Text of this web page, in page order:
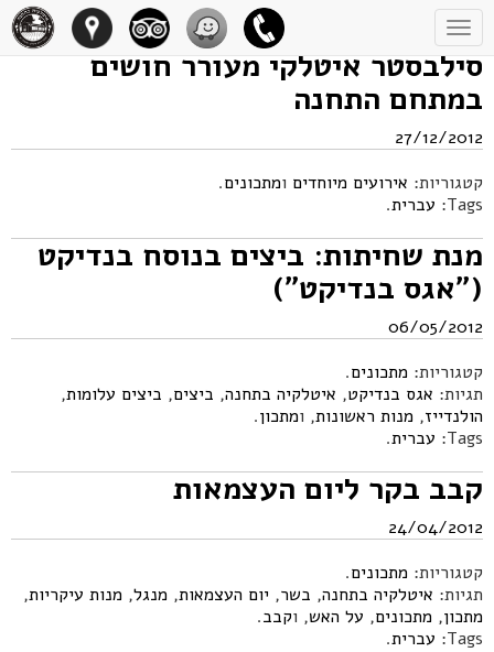
Toggle
navigation
סילבסטר איטלקי מעורר חושים
במתחם התחנה
27/12/2012
קטגוריות: אירועים מיוחדים ומתכונים.
Tags: עברית.
מנת שחיתות: ביצים בנוסח בנדיקט
("אגס בנדיקט")
06/05/2012
קטגוריות: מתכונים.
תגיות: אגס בנדיקט, איטלקיה בתחנה, ביצים, ביצים עלומות,
הולנדייז, מנות ראשונות, ומתכון.
Tags: עברית.
קבב בקר ליום העצמאות
24/04/2012
קטגוריות: מתכונים.
תגיות: איטלקיה בתחנה, בשר, יום העצמאות, מנגל, מנות עיקריות,
מתכון, מתכונים, על האש, וקבב.
Tags: עברית.